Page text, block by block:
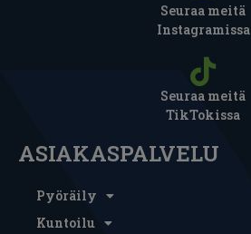
Seuraa meitä
Instagramissa
Seuraa meitä
TikTokissa
ASIAKASPALVELU
Pyöräily
Kuntoilu